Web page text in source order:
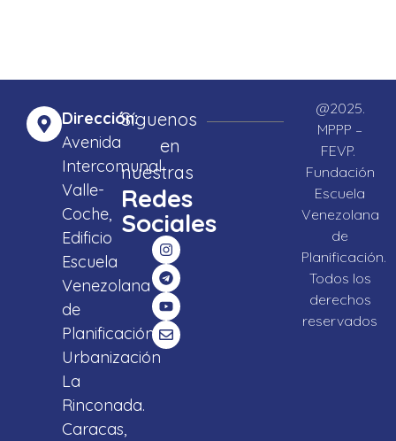
Dirección:
Avenida
Intercomunal
Valle-
Coche,
Edificio
Escuela
Venezolana
de
Planificación,
Urbanización
La
Rinconada.
Caracas,
Síguenos
en
nuestras
Redes
Sociales
@2025.
MPPP –
FEVP.
Fundación
Escuela
Venezolana
de
Planificación.
Todos los
derechos
reservados